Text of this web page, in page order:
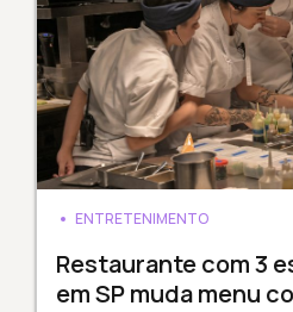
ENTRETENIMENTO
Restaurante com 3
em SP muda menu